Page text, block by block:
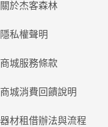
關於杰客森林
隱私權聲明
商城服務條款
商城消費回饋說明
器材租借辦法與流程